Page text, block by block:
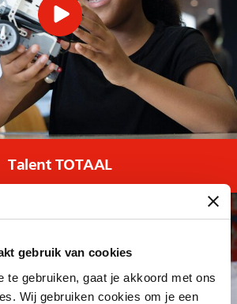
gebruik van cookies
te gebruiken, gaat je akkoord met ons
Wij gebruiken cookies om je een
Talent TOTAAL